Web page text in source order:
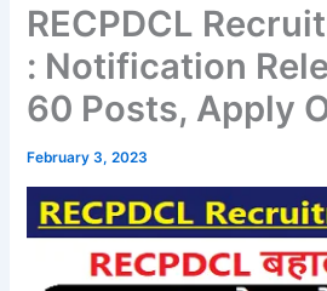
RECPDCL
: Notification
60 Posts, Apply
February 3, 2023